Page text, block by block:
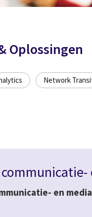
Oplossingen
Network
en